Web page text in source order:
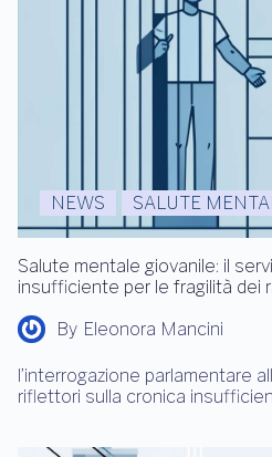
NEWS SALUTE
Salute mentale giovanile: il
insufficiente per le fragilità dei
By Eleonora Mancini
l’interrogazione parlamentare
riflettori sulla cronica